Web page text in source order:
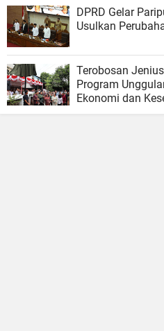
DPRD Gelar
Usulkan
Terobosan
Program
Ekonomi dan